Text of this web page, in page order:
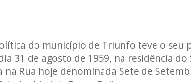
do município de Triunfo teve o seu
31 de agosto de 1959, na residência do
na Rua hoje denominada Sete de